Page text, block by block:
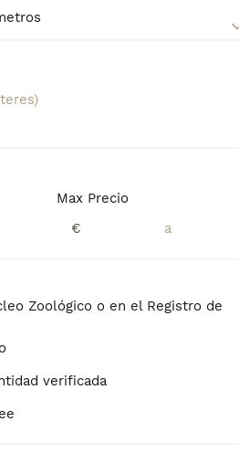
Max Precio
€
Zoológico o en el Registro de
verificada
para obtener información sobre
Picardo Perros para
esta búsqueda guarda tu
el resultado perfecto:
spaniels de
, esta raza combina el
spaniel con la robustez y
perro de caza
naturaleza trabajadora, el